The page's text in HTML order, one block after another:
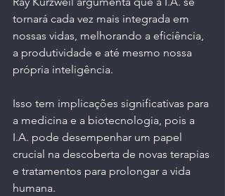
tornará cada vez mais integrada em
nossas vidas, melhorando a eficiência,
a produtividade e até mesmo nossa
própria inteligência.
Isso tem implicações significativas para
a medicina e a biotecnologia, pois a
I.A. pode desempenhar um papel
crucial na descoberta de novas terapias
e tratamentos para prolongar a vida
humana.